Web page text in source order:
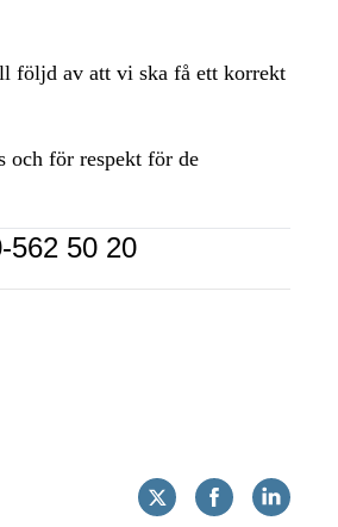
följd av att vi ska få ett korrekt
och för respekt för de
562 50 20